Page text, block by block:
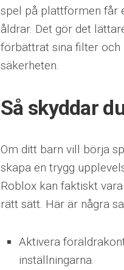
spel på plattformen får
åldrar. Det gör det
förbättrat sina filter och
säkerheten.
Så skyddar
Om ditt barn vill börja
skapa en trygg
Roblox kan faktiskt
rätt sätt. Här är några
Aktivera
inställningarna.